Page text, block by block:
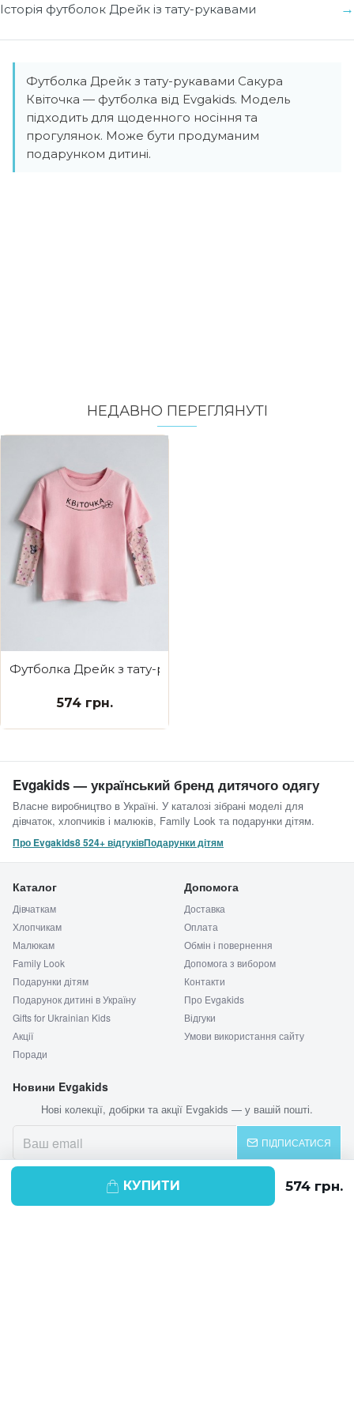
КУПИТИ
Історія футболок Дрейк із тату-рукавами
Футболка Дрейк з тату-рукавами Сакура
Квіточка — футболка від Evgakids. Модель
підходить для щоденного носіння та
прогулянок. Може бути продуманим
подарунком дитині.
НЕДАВНО ПЕРЕГЛЯНУТI
Футболка Дрейк з тату-рукавами Сакура Квіточка
574 грн.
Evgakids — український бренд дитячого одягу
Власне виробництво в Україні. У каталозі зібрані моделі для
дівчаток, хлопчиків і малюків, Family Look та подарунки дітям.
Про Evgakids8 524+ відгуківПодарунки дітям
Каталог
Дівчаткам
Хлопчикам
Малюкам
Family Look
Подарунки дітям
Подарунок дитині в Україну
Gifts for Ukrainian Kids
Акції
Поради
Допомога
Доставка
Оплата
Обмін і повернення
Допомога з вибором
Контакти
Про Evgakids
Відгуки
Умови використання сайту
Новини Evgakids
Нові колекції, добірки та акції Evgakids — у вашій пошті.
ПІДПИСАТИСЯ